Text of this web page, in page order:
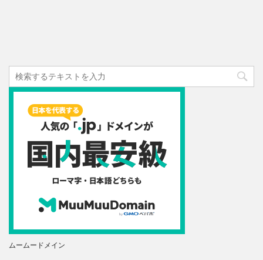
ムームードメイン